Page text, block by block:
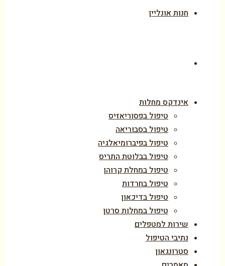
חנות אונליין
אינדקס מחלות
טיפול בפסוריאזיס
טיפול בסבוריאה
טיפול בפיברומיאלגיה
טיפול בבלוטת התריס
טיפול במחלת קרוהן
טיפול בחרדות
טיפול בדיכאון
טיפול במחלות סרטן
שירות למטפלים
נתיבי הטיפול
סטרונגאון